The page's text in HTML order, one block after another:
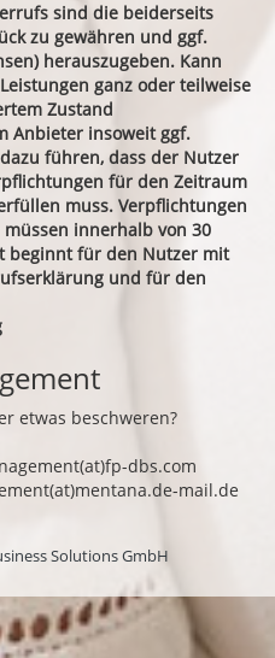
sind die beiderseits
zu gewähren und ggf.
herauszugeben. Kann
ganz oder teilweise
Zustand
Anbieter insoweit ggf.
führen, dass der Nutzer
für den Zeitraum
muss. Verpflichtungen
innerhalb von 30
beginnt für den Nutzer mit
und für den
etwas beschweren?
dbs.com
mail.de
Solutions GmbH